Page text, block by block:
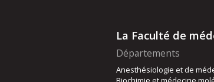
La Faculté de
Départements
Anesthésiologie et de